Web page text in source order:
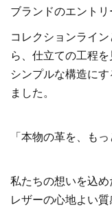
ブランドのエントリ
コレクションライ
ら、仕立ての工程を
シンプルな構造に
ました。
「本物の革を、も
私たちの想いを込め
レザーの心地よい